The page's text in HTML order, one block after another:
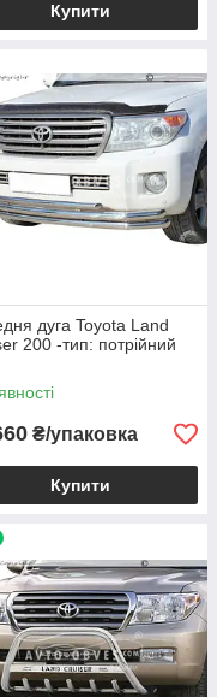
Купити
дуга Toyota Land
200 -тип: потрійний
₴/упаковка
Купити